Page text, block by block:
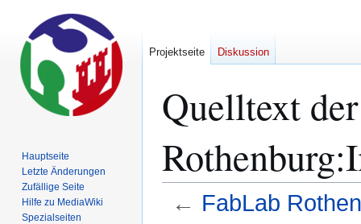
Quelltext
← FabLab
Projektseite Diskussion
Hauptseite
Letzte Änderungen
Zufällige Seite
Hilfe zu MediaWiki
Spezialseiten